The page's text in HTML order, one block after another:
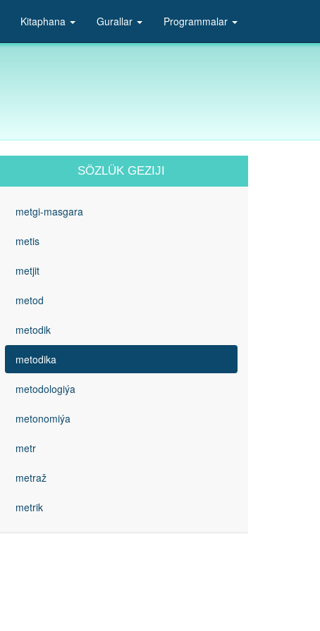
Kitaphana Gurallar Programmalar
SÖZLÜK GEZIJI
metgi-masgara
metis
metjit
metod
metodik
metodika
metodologiýa
metonomiýa
metr
metraž
metrik